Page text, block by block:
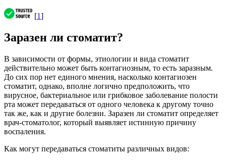
[1]
Заразен ли стоматит?
В зависимости от формы, этиологии и вида стоматит
действительно может быть контагиозным, то есть заразным.
До сих пор нет единого мнения, насколько контагиозен
стоматит, однако, вполне логично предположить, что
вирусное, бактериальное или грибковое заболевание полости
рта может передаваться от одного человека к другому точно
так же, как и другие болезни. Заразен ли стоматит определяет
врач-стоматолог, который выявляет истинную причину
воспаления.
Как могут передаваться стоматиты различных видов: